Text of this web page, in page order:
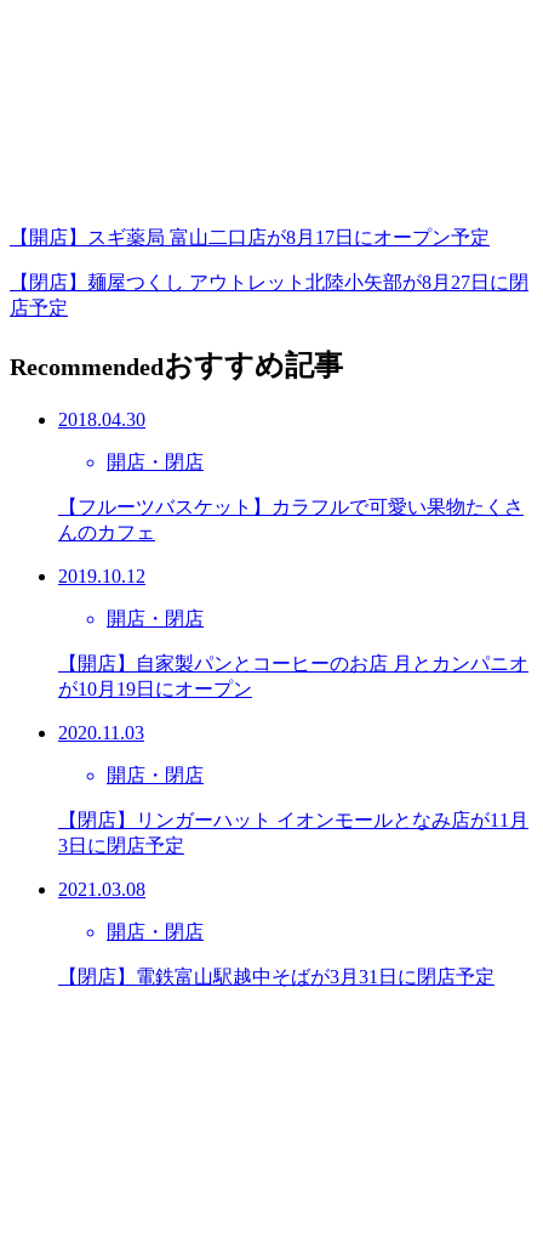
【開店】スギ薬局 富山二口店が8月17日にオープン予定
【閉店】麺屋つくし アウトレット北陸小矢部が8月27日に閉
店予定
Recommendedおすすめ記事
2018.04.30
開店・閉店
【フルーツバスケット】カラフルで可愛い果物たくさ
んのカフェ
2019.10.12
開店・閉店
【開店】自家製パンとコーヒーのお店 月とカンパニオ
が10月19日にオープン
2020.11.03
開店・閉店
【閉店】リンガーハット イオンモールとなみ店が11月
3日に閉店予定
2021.03.08
開店・閉店
【閉店】電鉄富山駅越中そばが3月31日に閉店予定